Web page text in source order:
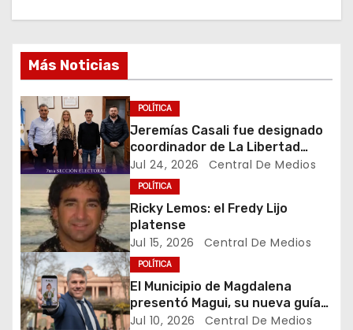
c
i
ó
n
d
e
e
n
t
r
Más Noticias
POLÍTICA
Jeremías Casali fue designado
coordinador de La Libertad
Avanza en la Séptima Sección
Electoral
Jul 24, 2026 Central De Medios
POLÍTICA
Ricky Lemos: el Fredy Lijo
platense
Jul 15, 2026 Central De Medios
POLÍTICA
El Municipio de Magdalena
presentó Magui, su nueva guía
turística virtual
Jul 10, 2026 Central De Medios